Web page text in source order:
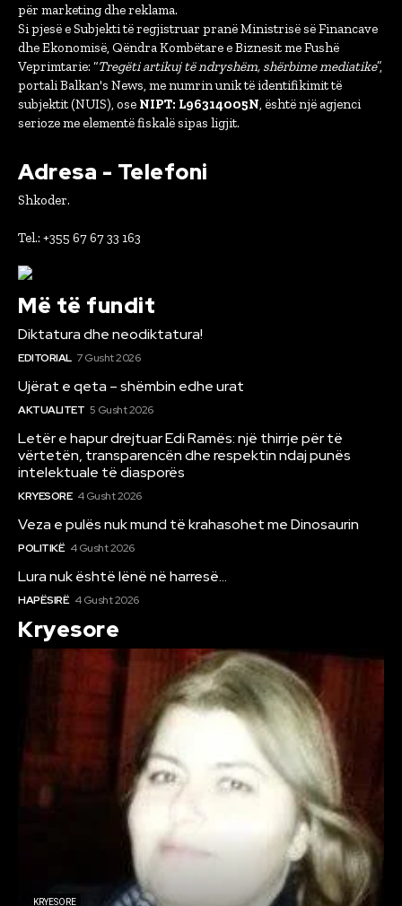
për marketing dhe reklama.
Si pjesë e Subjekti të regjistruar pranë Ministrisë së Financave
dhe Ekonomisë, Qëndra Kombëtare e Biznesit me Fushë
Veprimtarie: “Tregëti artikuj të ndryshëm, shërbime mediatike”,
portali Balkan's News, me numrin unik të identifikimit të
subjektit (NUIS), ose NIPT: L96314005N, është një agjenci
serioze me elementë fiskalë sipas ligjit.
Adresa - Telefoni
Shkoder.
Tel.: +355 67 67 33 163
Më të fundit
Diktatura dhe neodiktatura!
EDITORIAL 7 Gusht 2026
Ujërat e qeta – shëmbin edhe urat
AKTUALITET 5 Gusht 2026
Letër e hapur drejtuar Edi Ramës: një thirrje për të
vërtetën, transparencën dhe respektin ndaj punës
intelektuale të diasporës
KRYESORE 4 Gusht 2026
Veza e pulës nuk mund të krahasohet me Dinosaurin
POLITIKË 4 Gusht 2026
Lura nuk është lënë në harresë…
HAPËSIRË 4 Gusht 2026
Kryesore
KRYESORE